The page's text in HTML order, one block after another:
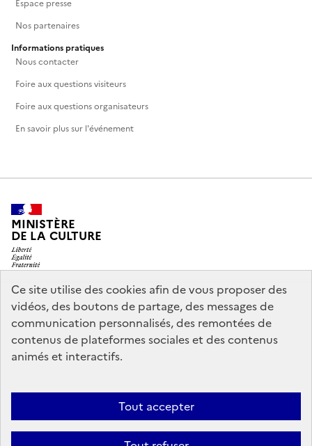
Ce site utilise des cookies afin de vous proposer des
vidéos, des boutons de partage, des messages de
communication personnalisés, des remontées de
contenus de plateformes sociales et des contenus
animés et interactifs.
Tout accepter
Espace presse
Nos partenaires
Informations pratiques
Nous contacter
Foire aux questions visiteurs
Foire aux questions organisateurs
En savoir plus sur l'événement
MINISTÈRE
DE LA CULTURE
legifrance.gouv.fr
info.gouv.fr
service-public.gouv.fr
data.gouv.fr
Mentions légales
conforme
Politique d’utilisation des témoins de connexion